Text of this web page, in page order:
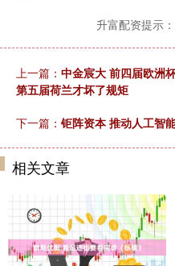
升富配资提示
上一篇： 中金宸大 前四届欧洲
第五届荷兰才坏了规矩
下一篇： 钜阵资本 推动人工智
相关文章